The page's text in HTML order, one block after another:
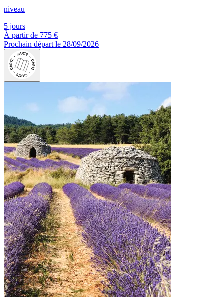
niveau
5 jours
À partir de 775 €
Prochain départ le 28/09/2026